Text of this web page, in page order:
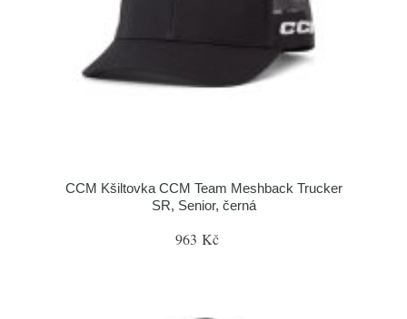
CCM Kšiltovka CCM Team Meshback Trucker
SR, Senior, černá
963 Kč